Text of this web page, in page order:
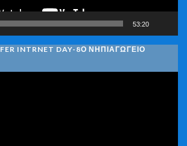
53:20
INTRNET DAY-8Ο ΝΗΠΙΑΓΩΓΕΙΟ